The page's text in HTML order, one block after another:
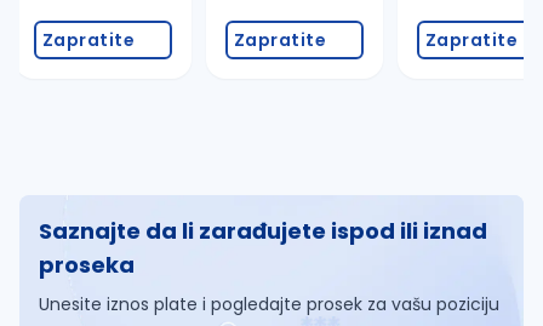
Zapratite Zapratite Zapratite
Saznajte da li zarađujete ispod ili iznad
proseka
Unesite iznos plate i pogledajte prosek za vašu poziciju